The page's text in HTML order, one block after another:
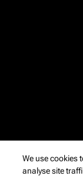
We use cookies
analyse site